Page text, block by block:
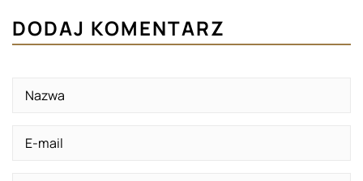
DODAJ KOMENTARZ